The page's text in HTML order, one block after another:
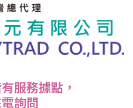
服務據點，
詢問